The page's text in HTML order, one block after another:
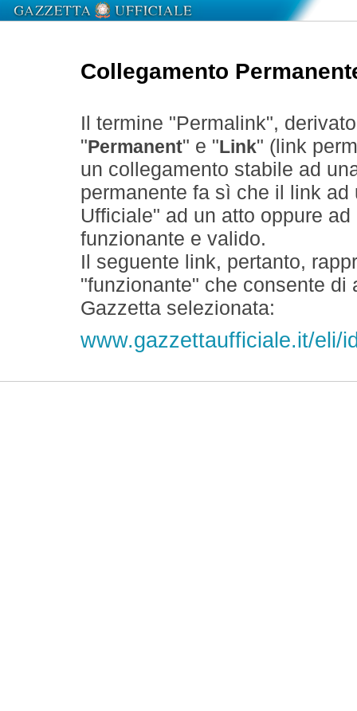
Collegamento
Il termine "Permalink",
" Permanent" e " Link" (link
un collegamento stabile ad
permanente fa sì che il link
Ufficiale" ad un atto oppure
funzionante e valido.
Il seguente link, pertanto,
"funzionante" che consente
Gazzetta selezionata:
www.gazzettaufficiale.it/eli/